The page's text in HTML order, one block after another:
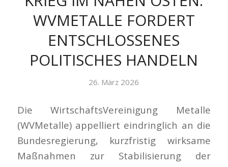
WVMETALLE FORDERT
ENTSCHLOSSENES
POLITISCHES HANDELN
26. März 2026
Die WirtschaftsVereinigung Metalle
(WVMetalle) appelliert eindringlich an die
Bundesregierung, kurzfristig wirksame
Maßnahmen zur Stabilisierung der